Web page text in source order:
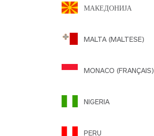
МАКЕДОНИЈА
MALTA (MALTESE)
MONACO (FRANÇAIS)
NIGERIA
PERU